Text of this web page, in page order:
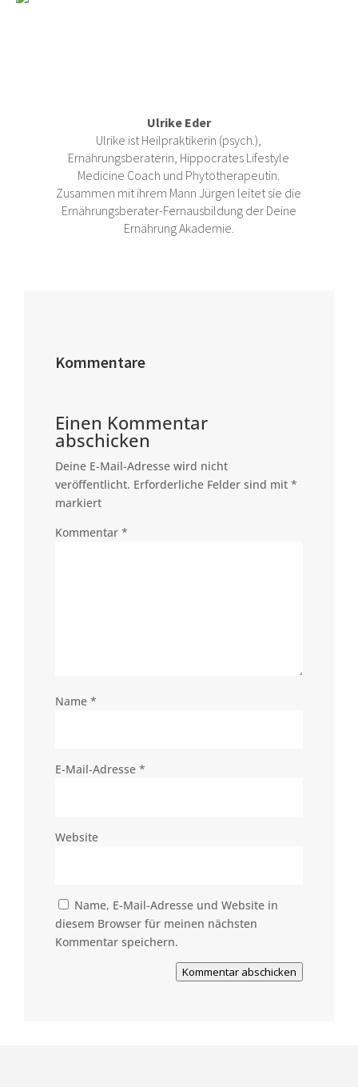
Ulrike Eder
Ulrike ist Heilpraktikerin (psych.),
Ernährungsberaterin, Hippocrates Lifestyle
Medicine Coach und Phytotherapeutin.
Zusammen mit ihrem Mann Jürgen leitet sie die
Ernährungsberater-Fernausbildung der Deine
Ernährung Akademie.
Kommentare
Einen Kommentar
abschicken
Deine E-Mail-Adresse wird nicht
veröffentlicht. Erforderliche Felder sind mit *
markiert
Kommentar *
Name *
E-Mail-Adresse *
Website
Name, E-Mail-Adresse und Website in
diesem Browser für meinen nächsten
Kommentar speichern.
Kommentar abschicken